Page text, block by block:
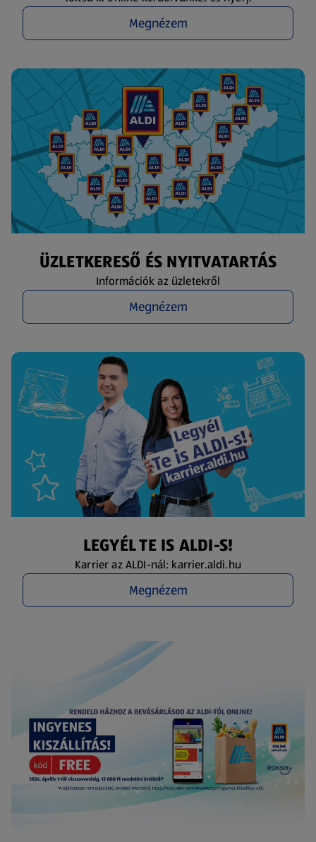
Megnézem
ÜZLETKERESŐ ÉS NYITVATARTÁS
Információk az üzletekről
Megnézem
LEGYÉL TE IS ALDI-S!
Karrier az ALDI-nál: karrier.aldi.hu
Megnézem